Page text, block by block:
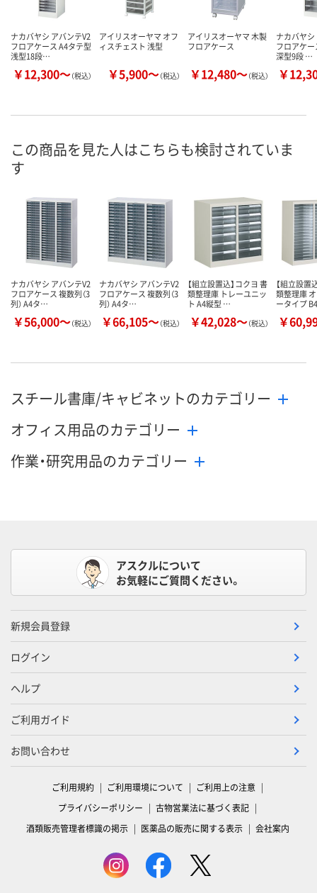
ナカバヤシ アバンテV2
フロアケース A4タテ型
浅型18段…
￥12,300～（税込）
アイリスオーヤマ オフ
ィスチェスト 浅型
￥5,900～（税込）
アイリスオーヤマ 木製
フロアケース
￥12,480～（税込）
ナカバヤシ
フロアケ
深型9段 …
￥
この商品を見た人はこちらも検討されていま
す
ナカバヤシ アバンテV2
フロアケース 複数列（3
列） A4タ…
￥56,000～（税込）
ナカバヤシ アバンテV2
フロアケース 複数列（3
列） A4タ…
￥66,105～（税込）
【組立設置込】コクヨ 書
類整理庫 トレーユニッ
ト A4縦型 …
￥42,028～（税込）
【組立設置
類整理庫
ータイプ
￥
スチール書庫/キャビネットのカテゴリー
オフィス用品のカテゴリー
作業・研究用品のカテゴリー
アスクルについて
お気軽にご質問ください。
新規会員登録
ログイン
ヘルプ
ご利用ガイド
お問い合わせ
ご利用規約 ご利用環境について
ご利用上の注意
プライバシーポリシー
古物営業法に基づく表記
酒類販売管理者標識の掲示
医薬品の販売に関する表示 会社案内